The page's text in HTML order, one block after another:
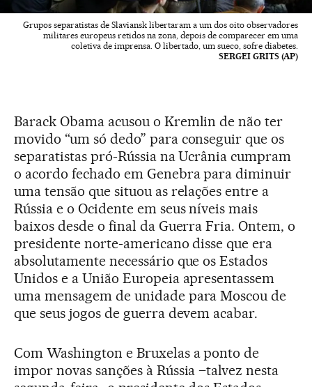
Grupos separatistas de Slaviansk libertaram a um dos oito observadores
militares europeus retidos na zona, depois de comparecer em uma
coletiva de imprensa. O libertado, um sueco, sofre diabetes.
SERGEI GRITS (AP)
Barack Obama acusou o Kremlin de não ter
movido “um só dedo” para conseguir que os
separatistas pró-Rússia na Ucrânia cumpram
o acordo fechado em Genebra para diminuir
uma tensão que situou as relações entre a
Rússia e o Ocidente em seus níveis mais
baixos desde o final da Guerra Fria. Ontem, o
presidente norte-americano disse que era
absolutamente necessário que os Estados
Unidos e a União Europeia apresentassem
uma mensagem de unidade para Moscou de
que seus jogos de guerra devem acabar.
Com Washington e Bruxelas a ponto de
impor novas sanções à Rússia –talvez nesta